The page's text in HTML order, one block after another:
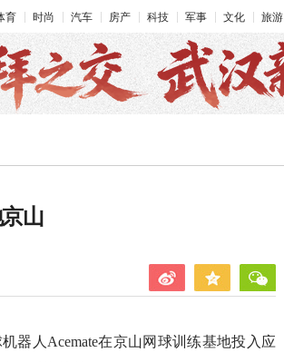
育 时尚 汽车 房产 科技 军事 文化 旅游
山
器人Acemate在京山网球训练基地投入应